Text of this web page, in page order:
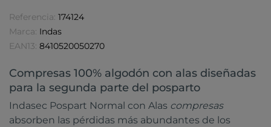
Referencia: 174124
Marca: Indas
EAN13: 8410520050270
Compresas 100% algodón con alas diseñadas
para la segunda parte del posparto
Indasec Pospart Normal con Alas compresas
absorben las pérdidas más abundantes de los